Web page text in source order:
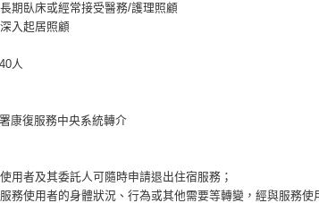
期臥床或經常接受醫務/護理照顧
入起居照顧
40人
康復服務中央系統轉介
用者及其委託人可隨時申請退出住宿服務；
務使用者的身體狀況、行為或其他需要等轉變，經與服務